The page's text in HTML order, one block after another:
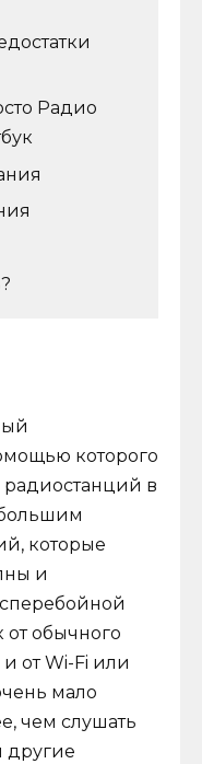
Радио
которого
в
которые
и
от обычного
и от Wi-Fi или
мало
чем слушать
другие